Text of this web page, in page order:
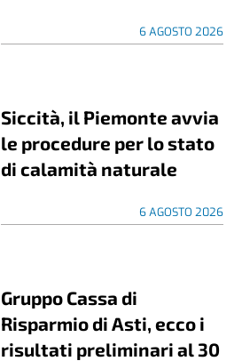
6 AGOSTO 2026
Siccità, il Piemonte avvia
le procedure per lo stato
di calamità naturale
6 AGOSTO 2026
Gruppo Cassa di
Risparmio di Asti, ecco i
risultati preliminari al 30